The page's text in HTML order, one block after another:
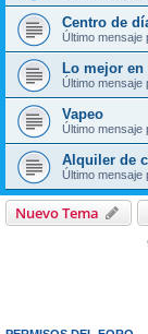
Centro de
Último mensaje
Lo mejor en
Último mensaje
Vapeo
Último mensaje
Alquiler de
Último mensaje
Nuevo Tema